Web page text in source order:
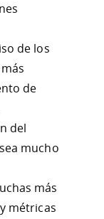
de los
de
del
mucho
más
métricas